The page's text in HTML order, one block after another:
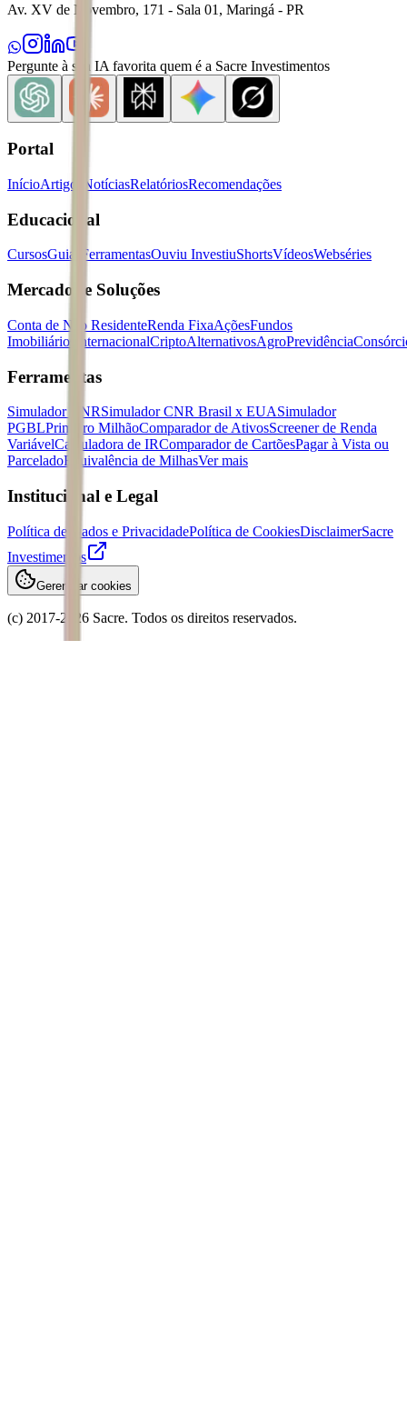
Av. XV de Novembro, 171 - Sala 01, Maringá - PR
Pergunte à sua IA favorita quem é a Sacre Investimentos
Portal
InícioArtigos NotíciasRelatóriosRecomendações
Educacional
CursosGuias FerramentasOuviu InvestiuShortsVídeosWebséries
Mercados e Soluções
Conta de Não ResidenteRenda FixaAçõesFundos
Imobiliários
InternacionalCriptoAlternativosAgroPrevidência
Ferramentas
Simulador CNRSimulador CNR Brasil x EUASimulador
PGBLPrimeiro MilhãoComparador de AtivosScreener de Renda
VariávelCalculadora de IRComparador de CartõesPagar à Vista ou
ParceladoEquivalência de MilhasVer mais
Institucional e Legal
Política de Dados e PrivacidadePolítica de CookiesDisclaimerSacre
Investimentos
Gerenciar cookies
(c) 2017-2026 Sacre. Todos os direitos reservados.